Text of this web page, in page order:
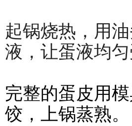
起锅烧热，用
液，让蛋液均匀
完整的蛋皮用
饺，上锅蒸熟。